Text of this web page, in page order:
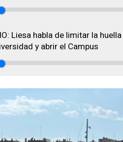
Liesa habla de limitar la
y abrir el Campus